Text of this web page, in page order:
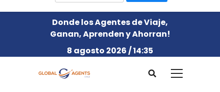
Donde los Agentes de Viaje,
Ganan, Aprenden y Ahorran!
8 agosto 2026 / 14:35